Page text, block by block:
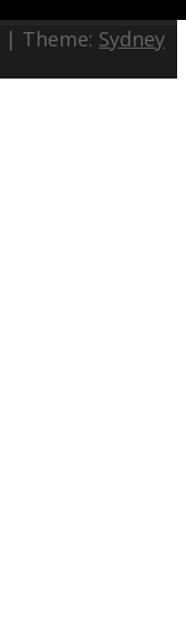
| Theme: Sydney